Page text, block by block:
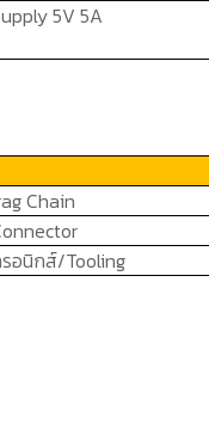
5V 5A
Chain
รอนิกส์/Tooling